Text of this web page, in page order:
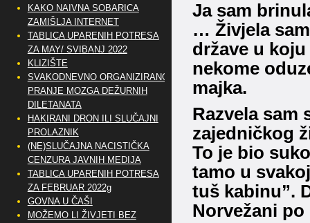
Ja sam
… Živjela
države u
nekome
majka.
Razvela sam
zajedničkog
To je bio
tamo u
tuš kabinu”.
Norvežani
KAKO NAIVNA SOBARICA
ZAMIŠLJA INTERNET
TABLICA UPARENIH POTRESA
ZA MAY/ SVIBANJ 2022
KLIZIŠTE
SVAKODNEVNO ORGANIZIRANO
PRANJE MOZGA DEŽURNIH
DILETANATA
HAKIRANI DRON ILI SLUČAJNI
PROLAZNIK
(NE)SLUČAJNA NACISTIČKA
CENZURA JAVNIH MEDIJA
TABLICA UPARENIH POTRESA
ZA FEBRUAR 2022g
GOVNA U ČAŠI
MOŽEMO LI ŽIVJETI BEZ